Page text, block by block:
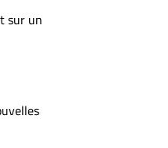
sur un